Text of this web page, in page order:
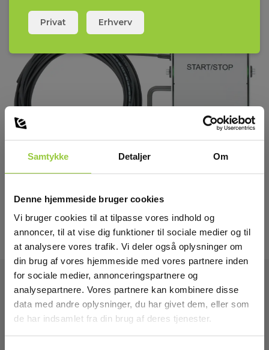
Samtykke Detaljer Om
Denne hjemmeside bruger cookies
Vi bruger cookies til at tilpasse vores indhold og
annoncer, til at vise dig funktioner til sociale medier og til
at analysere vores trafik. Vi deler også oplysninger om
din brug af vores hjemmeside med vores partnere inden
for sociale medier, annonceringspartnere og
analysepartnere. Vores partnere kan kombinere disse
data med andre oplysninger, du har givet dem, eller som
de har indsamlet fra din brug af deres tjenester.
Tekniske Data
Privat Erhverv